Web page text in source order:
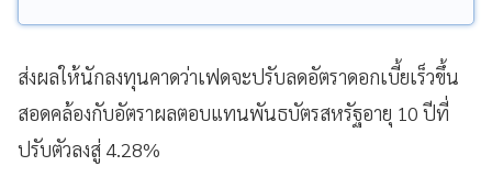
ส่งผลให้นักลงทุนคาดว่าเฟดจะปรับลดอัตราดอกเบี้ยเร็วขึ้น
สอดคล้องกับอัตราผลตอบแทนพันธบัตรสหรัฐอายุ 10 ปีที่
ปรับตัวลงสู่ 4.28%